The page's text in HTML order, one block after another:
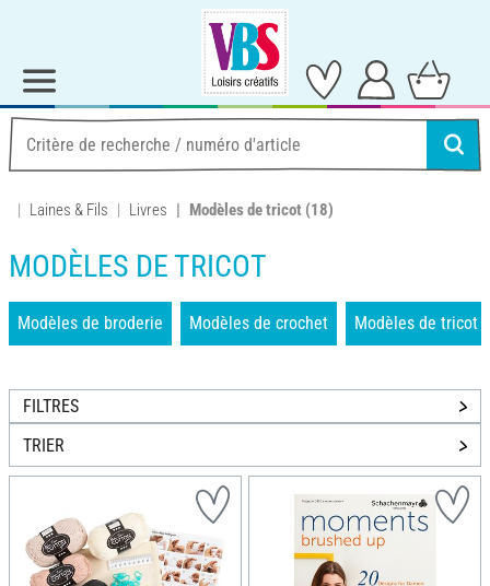
Laines & Fils Livres Modèles de tricot (18)
MODÈLES DE TRICOT
Modèles de broderie Modèles de crochet Modèles de tricot
FILTRES
TRIER